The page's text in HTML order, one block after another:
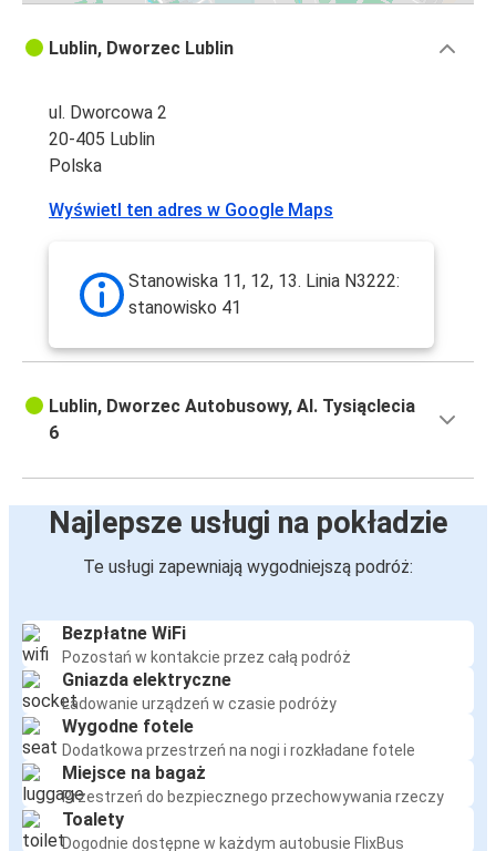
Lublin, Dworzec Lublin
ul. Dworcowa 2
20-405 Lublin
Polska
Wyświetl ten adres w Google Maps
Stanowiska 11, 12, 13. Linia N3222:
stanowisko 41
Lublin, Dworzec Autobusowy, Al. Tysiąclecia
6
Najlepsze usługi na pokładzie
Te usługi zapewniają wygodniejszą podróż:
Bezpłatne WiFi
Pozostań w kontakcie przez całą podróż
Gniazda elektryczne
Ładowanie urządzeń w czasie podróży
Wygodne fotele
Dodatkowa przestrzeń na nogi i rozkładane fotele
Miejsce na bagaż
Przestrzeń do bezpiecznego przechowywania rzeczy
Toalety
Dogodnie dostępne w każdym autobusie FlixBus